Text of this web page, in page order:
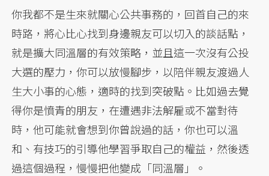
你我都不是生來就關心公共事務的，回首自己的來
時路，將心比心找到身邊親友可以切入的談話點，
就是擴大同溫層的有效策略，並且這一次沒有公投
大選的壓力，你可以放慢腳步，以陪伴親友渡過人
生大小事的心態，適時的找到突破點。比如過去覺
得你是憤青的朋友，在遭遇非法解雇或不當對待
時，他可能就會想到你曾說過的話，你也可以溫
和、有技巧的引導他學習爭取自己的權益，然後透
過這個過程，慢慢把他變成「同溫層」。